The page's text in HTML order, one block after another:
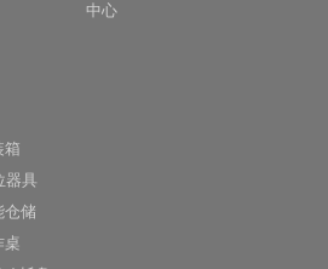
中心
箱
器具
仓储
桌